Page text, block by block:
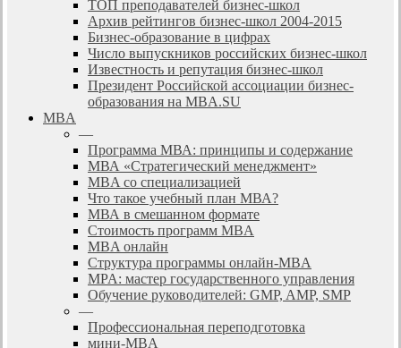
ТОП преподавателей бизнес-школ
Архив рейтингов бизнес-школ 2004-2015
Бизнес-образование в цифрах
Число выпускников российских бизнес-школ
Известность и репутация бизнес-школ
Президент Российской ассоциации бизнес-
образования на MBA.SU
MBA
—
Программа МВА: принципы и содержание
МВА «Cтратегический менеджмент»
MBA со специализацией
Что такое учебный план МВА?
МВА в смешанном формате
Стоимость программ MBA
MBA онлайн
Cтруктура программы онлайн-MBA
MPA: мастер государственного управления
Обучение руководителей: GMP, AMP, SMP
—
Профессиональная переподготовка
мини-MBA